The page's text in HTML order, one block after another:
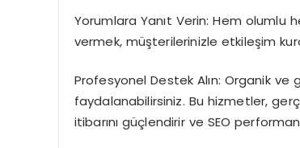
Yorumlara Yanıt Verin: Hem olumlu
vermek, müşterilerinizle etkileşim
Profesyonel Destek Alın: Organik
faydalanabilirsiniz. Bu hizmetler,
itibarını güçlendirir ve SEO